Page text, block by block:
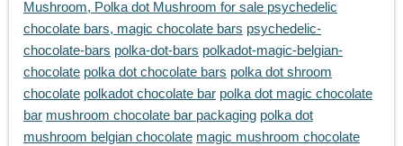
Mushroom, Polka dot Mushroom for sale psychedelic
chocolate bars, magic chocolate bars psychedelic-
chocolate-bars polka-dot-bars polkadot-magic-belgian-
chocolate polka dot chocolate bars polka dot shroom
chocolate polkadot chocolate bar polka dot magic chocolate
bar mushroom chocolate bar packaging polka dot
mushroom belgian chocolate magic mushroom chocolate